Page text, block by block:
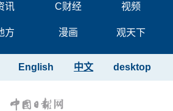
讯 C财经 视频
方 漫画 观天下
desktop
中文
English